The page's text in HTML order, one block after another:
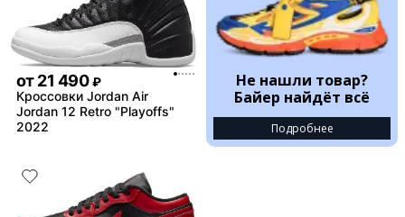
от21 490 ₽
Кроссовки Jordan Air
Jordan 12 Retro "Playoffs"
2022
Не нашли товар?
Байер найдёт всё
Подробнее